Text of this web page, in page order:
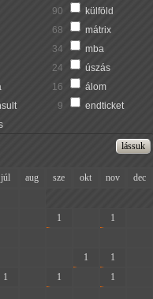
90
külföld
68
mátrix
34
mba
24
úszás
16
álom
9
endticket
júl aug sze okt nov
dec
1 1
1 1
1 1 1